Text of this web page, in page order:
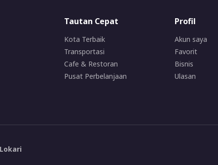
Tautan Cepat
Kota Terbaik
Transportasi
Cafe & Restoran
Pusat Perbelanjaan
Profil
Akun saya
Favorit
Bisnis
Ulasan
Lokari